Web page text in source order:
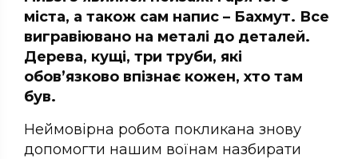
міста, а також сам напис – Бахмут. Все
вигравіювано на металі до деталей.
Дерева, кущі, три труби, які
обов’язково впізнає кожен, хто там
був.
Неймовірна робота покликана знову
допомогти нашим воїнам назбирати